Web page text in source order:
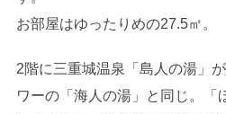
お部屋はゆったりめの27.5㎡。
2階に三重城温泉「島人の湯」
ワーの「海人の湯」と同じ。「